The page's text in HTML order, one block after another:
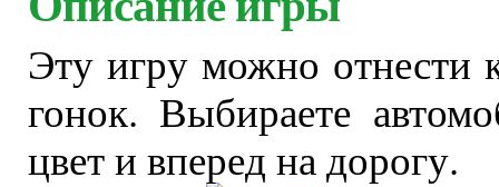
Эту игру можно отнести
гонок. Выбираете
цвет и вперед на дорогу.